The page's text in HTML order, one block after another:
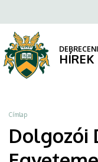
DErbi
a
Debreceni
Egyetemen
a
tartalomra
HÍREK
Morzsa
Címlap
Dolgozói